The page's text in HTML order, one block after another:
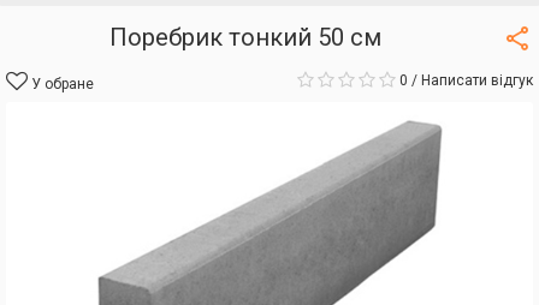
Поребрик тонкий 50 см
У обране 0 / Написати відгук